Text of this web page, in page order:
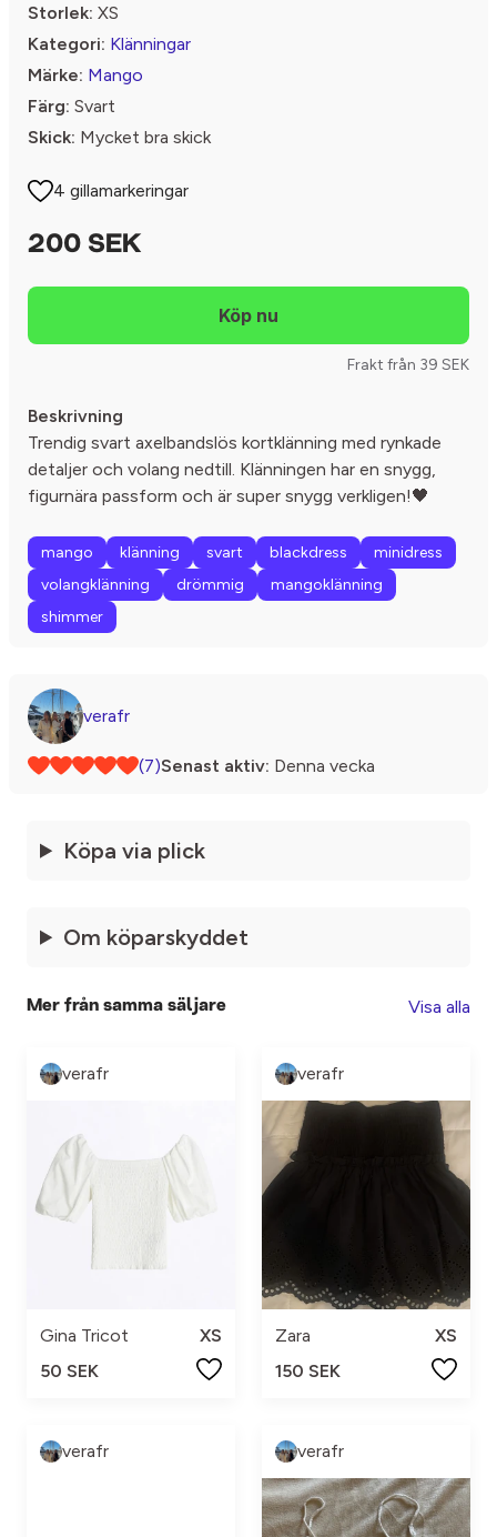
Storlek: XS
Kategori: Klänningar
Märke: Mango
Färg: Svart
Skick: Mycket bra skick
4 gillamarkeringar
200 SEK
Frakt från 39 SEK
Beskrivning
Trendig svart axelbandslös kortklänning med rynkade
detaljer och volang nedtill. Klänningen har en snygg,
figurnära passform och är super snygg verkligen!🖤
mango klänning svart blackdress
minidress
volangklänning
drömmig
mangoklänning
shimmer
verafr
(7)Senast aktiv: Denna vecka
Köpa via plick
Om köparskyddet
Mer från samma säljare Visa alla
verafr
Gina Tricot
XS
50 SEK
verafr
Zara
XS
150 SEK
verafr verafr